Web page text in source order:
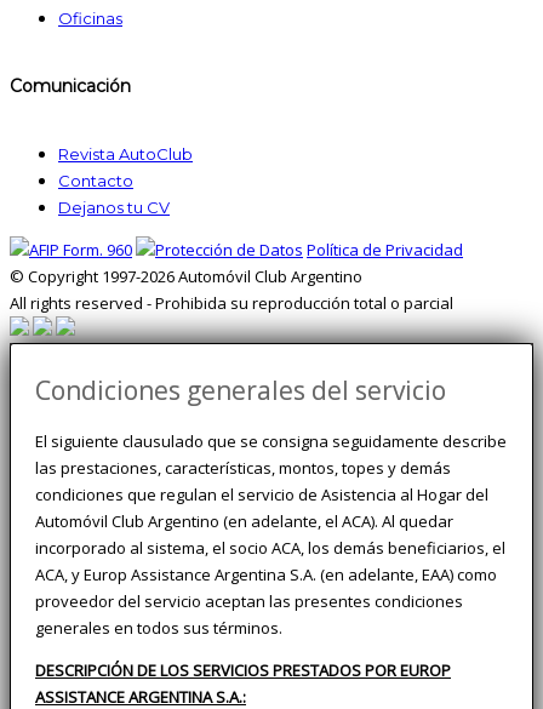
Oficinas
Comunicación
Revista AutoClub
Contacto
Dejanos tu CV
Política de Privacidad
© Copyright 1997-2026 Automóvil Club Argentino
All rights reserved - Prohibida su reproducción total o parcial
Condiciones generales del servicio
El siguiente clausulado que se consigna seguidamente describe
las prestaciones, características, montos, topes y demás
condiciones que regulan el servicio de Asistencia al Hogar del
Automóvil Club Argentino (en adelante, el ACA). Al quedar
incorporado al sistema, el socio ACA, los demás beneficiarios, el
ACA, y Europ Assistance Argentina S.A. (en adelante, EAA) como
proveedor del servicio aceptan las presentes condiciones
generales en todos sus términos.
DESCRIPCIÓN DE LOS SERVICIOS PRESTADOS POR EUROP
ASSISTANCE ARGENTINA S.A.: